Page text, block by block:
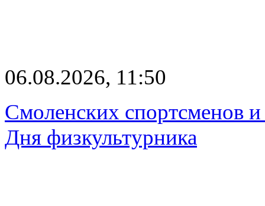
06.08.2026, 11:50
Смоленских спортсменов
Дня физкультурника